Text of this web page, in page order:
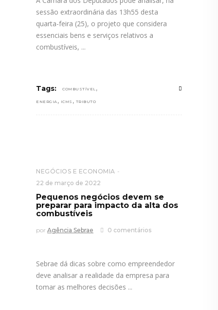
sessão extraordinária das 13h55 desta
quarta-feira (25), o projeto que considera
essenciais bens e serviços relativos a
combustíveis,
Tags: COMBUSTÍVEL ,
ENERGIA , ICMS , TRIBUTO
NEGÓCIOS E ECONOMIA
22 de março de 2022
Pequenos negócios devem se
preparar para impacto da alta dos
combustíveis
por Agência Sebrae 0 comentários
Sebrae dá dicas sobre como empreendedor
deve analisar a realidade da empresa para
tomar as melhores decisões